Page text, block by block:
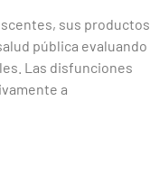
sus productos
pública evaluando
Las disfunciones
a